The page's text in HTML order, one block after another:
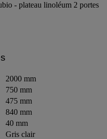
- plateau linoléum 2 portes
2000 mm
750 mm
475 mm
840 mm
40 mm
Gris clair